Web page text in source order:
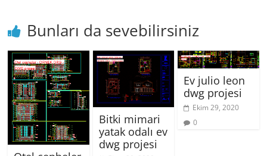
Bunları da sevebilirsiniz
Bitki mimari
yatak odalı ev
dwg projesi
Ev julio leon
dwg projesi
Ekim 29, 2020
0